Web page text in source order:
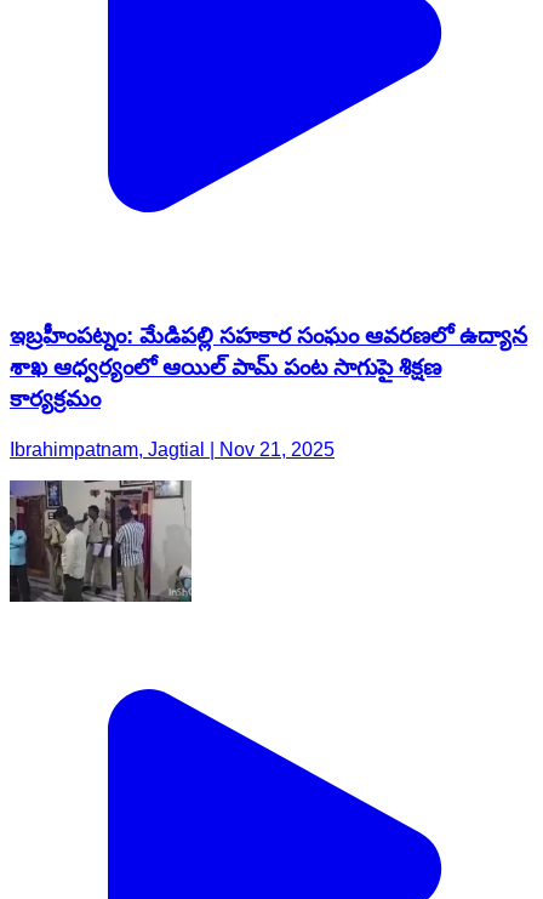
ఇబ్రహీంపట్నం: మేడిపల్లి సహకార సంఘం ఆవరణలో ఉద్యాన
శాఖ ఆధ్వర్యంలో ఆయిల్ పామ్ పంట సాగుపై శిక్షణ
కార్యక్రమం
Ibrahimpatnam, Jagtial | Nov 21, 2025